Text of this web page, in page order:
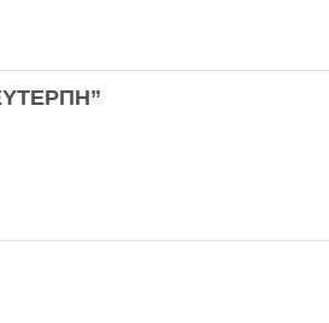
για Μαέστρου...